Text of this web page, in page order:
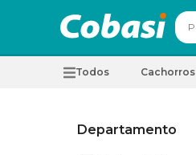
Todos Cachorros
Departamento